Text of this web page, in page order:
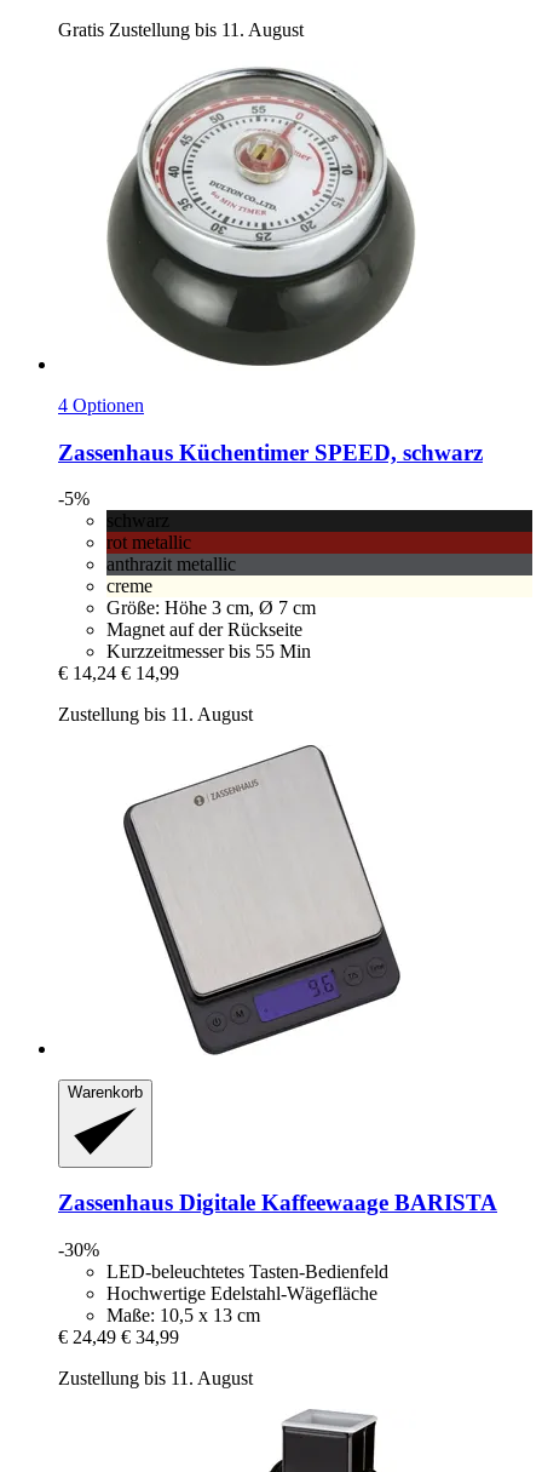
Gratis Zustellung bis 11. August
4 Optionen
Zassenhaus Küchentimer SPEED, schwarz
-5%
schwarz
rot metallic
anthrazit metallic
creme
Größe: Höhe 3 cm, Ø 7 cm
Magnet auf der Rückseite
Kurzzeitmesser bis 55 Min
€ 14,24 € 14,99
Zustellung bis 11. August
Warenkorb
Zassenhaus Digitale Kaffeewaage BARISTA
-30%
LED-beleuchtetes Tasten-Bedienfeld
Hochwertige Edelstahl-Wägefläche
Maße: 10,5 x 13 cm
€ 24,49 € 34,99
Zustellung bis 11. August